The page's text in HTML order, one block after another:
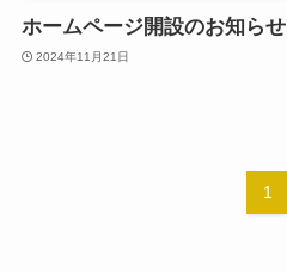
ホームページ開設のお知らせ
2024年11月21日
1